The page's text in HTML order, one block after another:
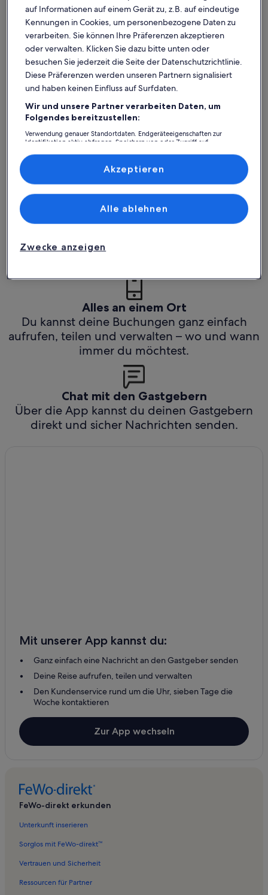
Was spricht für unsere App?
Immer in Verbindung
Du hast all deine Buchungsdetails immer
griffbereit, auch ohne WLAN!
Unser Kundenservice ist rund um die Uhr,
Alles an einem Ort
Du kannst deine Buchungen ganz einfach
aufrufen, teilen und verwalten – wo und wann
immer du möchtest.
Chat mit den Gastgebern
Über die App kannst du deinen Gastgebern
direkt und sicher Nachrichten senden.
Mit unserer App kannst du:
Ganz einfach eine Nachricht an den Gastgeber senden
Deine Reise aufrufen, teilen und verwalten
Den Kundenservice rund um die Uhr, sieben Tage die
Woche kontaktieren
Zur App wechseln
FeWo-direkt erkunden
Unterkunft inserieren
Sorglos mit FeWo-direkt™
Vertrauen und Sicherheit
Ressourcen für Partner
auf Informationen auf einem Gerät zu, z.B. auf eindeutige
Kennungen in Cookies, um personenbezogene Daten zu
verarbeiten. Sie können Ihre Präferenzen akzeptieren
oder verwalten. Klicken Sie dazu bitte unten oder
besuchen Sie jederzeit die Seite der Datenschutzrichtlinie.
Diese Präferenzen werden unseren Partnern signalisiert
und haben keinen Einfluss auf Surfdaten.
Wir und unsere Partner verarbeiten Daten, um
Folgendes bereitzustellen:
Verwendung genauer Standortdaten. Endgeräteeigenschaften zur
Identifikation aktiv abfragen. Speichern von oder Zugriff auf
Inhalte, Messung von Werbeleistung und der Performance von Inhalten,
Zielgruppenforschung sowie Entwicklung und Verbesserung von
Liste der Partner (Lieferanten)
Zwecke anzeigen
Alle ablehnen
Akzeptieren